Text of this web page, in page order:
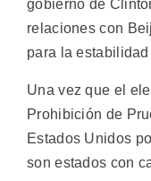
gobierno de
relaciones con
para la estabilidad
Una vez que el
Prohibición de
Estados Unidos
son estados con